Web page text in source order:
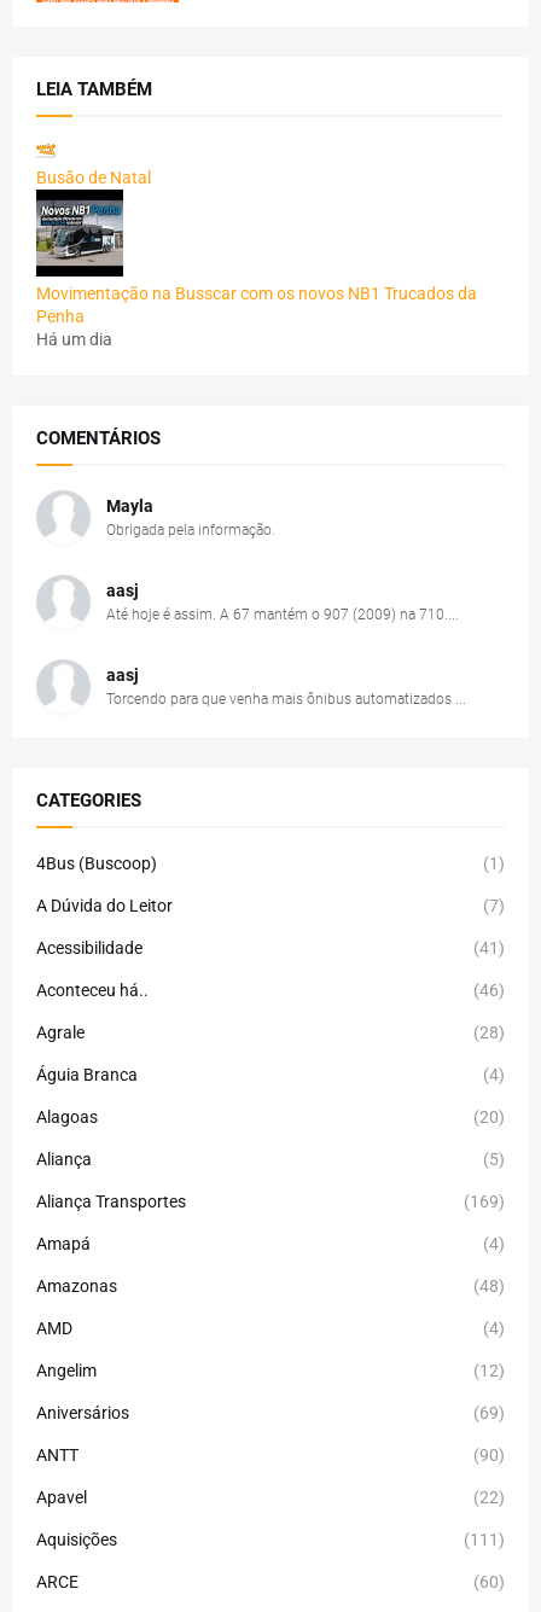
LEIA TAMBÉM
Busão de Natal
Movimentação na Busscar com os novos NB1 Trucados da
Penha
Há um dia
COMENTÁRIOS
Mayla
Obrigada pela informação.
aasj
Até hoje é assim. A 67 mantém o 907 (2009) na 710....
aasj
Torcendo para que venha mais ônibus automatizados ...
CATEGORIES
4Bus (Buscoop) (1)
A Dúvida do Leitor (7)
Acessibilidade (41)
Aconteceu há.. (46)
Agrale (28)
Águia Branca (4)
Alagoas (20)
Aliança (5)
Aliança Transportes (169)
Amapá (4)
Amazonas (48)
AMD (4)
Angelim (12)
Aniversários (69)
ANTT (90)
Apavel (22)
Aquisições (111)
ARCE (60)